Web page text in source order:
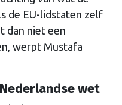
de EU-lidstaten zelf
dan niet een
werpt Mustafa
wet